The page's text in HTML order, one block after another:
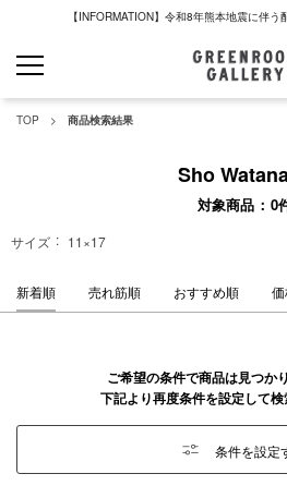
【INFORMATION】令和8年熊本地震に伴
TOP 商品検索結果
Sho
対象商品 0
サイズ 11×17
新着順 売れ筋順 おすすめ順
ご希望の条件で商品は見つか
下記より再度条件を設定して検
条件を設定